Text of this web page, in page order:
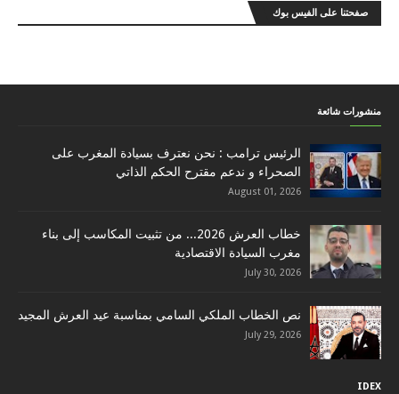
صفحتنا على الفيس بوك
منشورات شائعة
الرئيس ترامب : نحن نعترف بسيادة المغرب على
الصحراء و ندعم مقترح الحكم الذاتي
August 01, 2026
خطاب العرش 2026... من تثبيت المكاسب إلى بناء
مغرب السيادة الاقتصادية
July 30, 2026
نص الخطاب الملكي السامي بمناسبة عيد العرش المجيد
July 29, 2026
IDEX